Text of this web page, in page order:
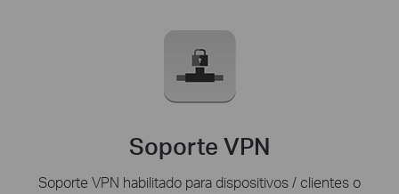
Soporte VPN
Soporte VPN habilitado para dispositivos / clientes o